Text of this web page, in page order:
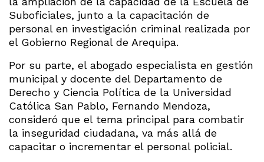
Suboficiales, junto a la capacitación de
personal en investigación criminal realizada por
el Gobierno Regional de Arequipa.
Por su parte, el abogado especialista en gestión
municipal y docente del Departamento de
Derecho y Ciencia Política de la Universidad
Católica San Pablo, Fernando Mendoza,
consideró que el tema principal para combatir
la inseguridad ciudadana, va más allá de
capacitar o incrementar el personal policial.